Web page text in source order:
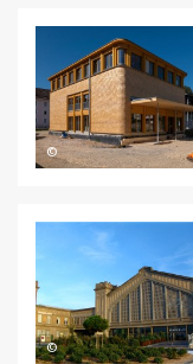
©
©